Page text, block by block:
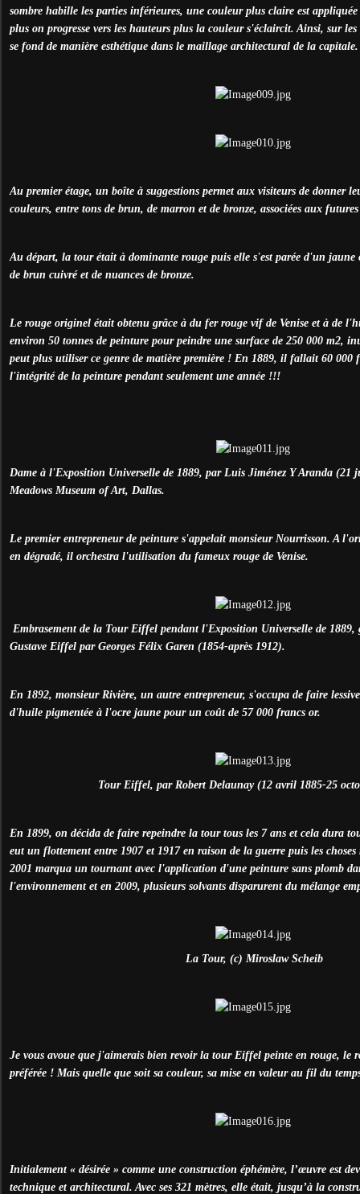
sombre habille les parties inférieures, une couleur plus claire est appliquée
plus on progresse vers les hauteurs plus la couleur s'éclaircit. Ainsi, sur
se fond de manière esthétique dans le maillage architectural de la capitale.
Au premier étage, un boîte à suggestions permet aux visiteurs de donner
couleurs, entre tons de brun, de marron et de bronze, associées aux
Au départ, la tour était à dominante rouge puis elle s'est parée d'un jaune
de brun cuivré et de nuances de bronze.
Le rouge originel était obtenu grâce à du fer rouge vif de Venise et à de
environ 50 tonnes de peinture pour peindre une surface de 250 000 m2,
peut plus utiliser ce genre de matière première ! En 1889, il fallait 60 000
l'intégrité de la peinture pendant seulement une année !!!
Dame à l'Exposition Universelle de 1889, par Luis Jiménez Y Aranda (21
Meadows Museum of Art, Dallas.
Le premier entrepreneur de peinture s'appelait monsieur Nourrisson. A
en dégradé, il orchestra l'utilisation du fameux rouge de Venise.
Embrasement de la Tour Eiffel pendant l'Exposition Universelle de
Gustave Eiffel par Georges Félix Garen (1854-après 1912).
En 1892, monsieur Rivière, un autre entrepreneur, s'occupa de faire
d'huile pigmentée à l'ocre jaune pour un coût de 57 000 francs or.
Tour Eiffel, par Robert Delaunay (12 avril 1885-25
En 1899, on décida de faire repeindre la tour tous les 7 ans et cela dura
eut un flottement entre 1907 et 1917 en raison de la guerre puis les
2001 marqua un tournant avec l'application d'une peinture sans plomb
l'environnement et en 2009, plusieurs solvants disparurent du mélange
La Tour, (c) Miroslaw Scheib
Je vous avoue que j'aimerais bien revoir la tour Eiffel peinte en rouge, le
préférée ! Mais quelle que soit sa couleur, sa mise en valeur au fil du
Initialement « désirée » comme une construction éphémère, l’œuvre est
technique et architectural. Avec ses 321 mètres, elle était, jusqu’à la